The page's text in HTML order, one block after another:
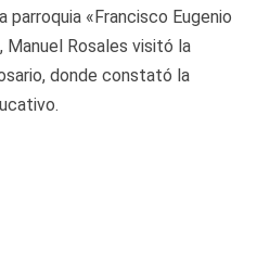
«Francisco Eugenio
Manuel Rosales visitó la
donde constató la